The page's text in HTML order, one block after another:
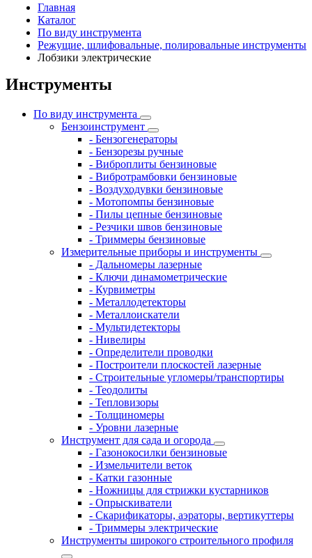
Главная
Каталог
По виду инструмента
Режущие, шлифовальные, полировальные инструменты
Лобзики электрические
Инструменты
По виду инструмента
Бензоинструмент
- Бензогенераторы
- Бензорезы ручные
- Виброплиты бензиновые
- Вибротрамбовки бензиновые
- Воздуходувки бензиновые
- Мотопомпы бензиновые
- Пилы цепные бензиновые
- Резчики швов бензиновые
- Триммеры бензиновые
Измерительные приборы и инструменты
- Дальномеры лазерные
- Ключи динамометрические
- Курвиметры
- Металлодетекторы
- Металлоискатели
- Мультидетекторы
- Нивелиры
- Определители проводки
- Построители плоскостей лазерные
- Строительные угломеры/транспортиры
- Теодолиты
- Тепловизоры
- Толщиномеры
- Уровни лазерные
Инструмент для сада и огорода
- Газонокосилки бензиновые
- Измельчители веток
- Катки газонные
- Ножницы для стрижки кустарников
- Опрыскиватели
- Скарификаторы, аэраторы, вертикуттеры
- Триммеры электрические
Инструменты широкого строительного профиля